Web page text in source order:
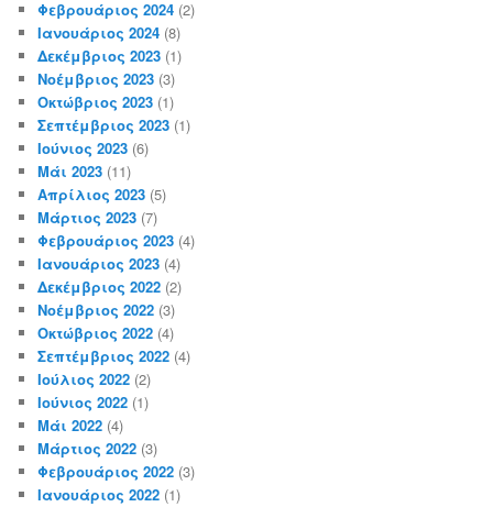
Φεβρουάριος 2024 (2)
Ιανουάριος 2024 (8)
Δεκέμβριος 2023 (1)
Νοέμβριος 2023 (3)
Οκτώβριος 2023 (1)
Σεπτέμβριος 2023 (1)
Ιούνιος 2023 (6)
Μάι 2023 (11)
Απρίλιος 2023 (5)
Μάρτιος 2023 (7)
Φεβρουάριος 2023 (4)
Ιανουάριος 2023 (4)
Δεκέμβριος 2022 (2)
Νοέμβριος 2022 (3)
Οκτώβριος 2022 (4)
Σεπτέμβριος 2022 (4)
Ιούλιος 2022 (2)
Ιούνιος 2022 (1)
Μάι 2022 (4)
Μάρτιος 2022 (3)
Φεβρουάριος 2022 (3)
Ιανουάριος 2022 (1)